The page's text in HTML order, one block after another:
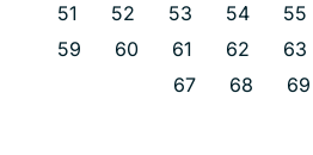
51
52 53 54 55
59
60 61 62 63
67
68 69